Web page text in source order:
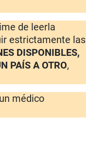
de leerla
estrictamente las
DISPONIBLES,
PAÍS A OTRO,
médico